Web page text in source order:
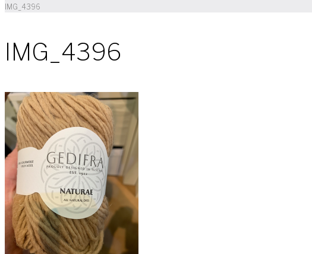
IMG_4396
IMG_4396